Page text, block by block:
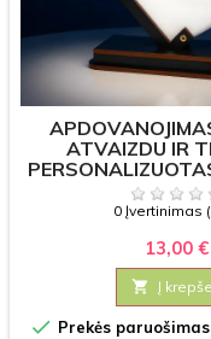
ATVAIZDU IR
"SUSIKURK
0 Įvertinimas
13,00 €
 Į
 Prekės